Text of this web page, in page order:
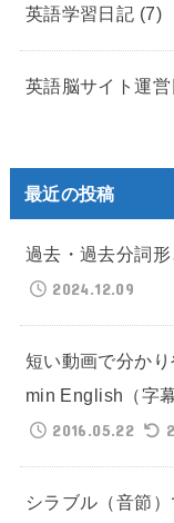
英語学習日記 (7)
英語脳サイト運
最近の投稿
過去・過去分詞
2024.12.09
短い動画で分か
min English（字
2016.05.22
シラブル（音節